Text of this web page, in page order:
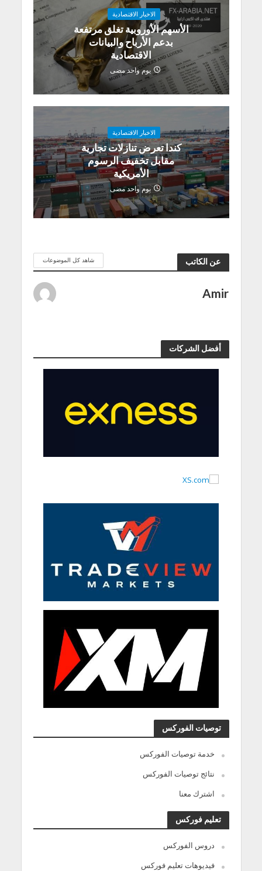
الاخبار الاقتصادية
الأسهم الأوروبية تغلق مرتفعة
بدعم الأرباح والبيانات
الاقتصادية
يوم واحد مضى
الاخبار الاقتصادية
كندا تعرض تنازلات تجارية
مقابل تخفيف الرسوم
الأمريكية
يوم واحد مضى
عن الكاتب شاهد كل الموضوعات
Amir
أفضل الشركات
توصيات الفوركس
خدمة توصيات الفوركس
نتائج توصيات الفوركس
اشترك معنا
تعليم فوركس
دروس الفوركس
فيديوهات تعليم فوركس